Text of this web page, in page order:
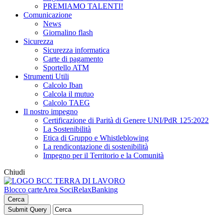
PREMIAMO TALENTI!
Comunicazione
News
Giornalino flash
Sicurezza
Sicurezza informatica
Carte di pagamento
Sportello ATM
Strumenti Utili
Calcolo Iban
Calcola il mutuo
Calcolo TAEG
Il nostro impegno
Certificazione di Parità di Genere UNI/PdR 125:2022
La Sostenibilità
Etica di Gruppo e Whistleblowing
La rendicontazione di sostenibilità
Impegno per il Territorio e la Comunità
Chiudi
Blocco carteArea SociRelaxBanking
Cerca